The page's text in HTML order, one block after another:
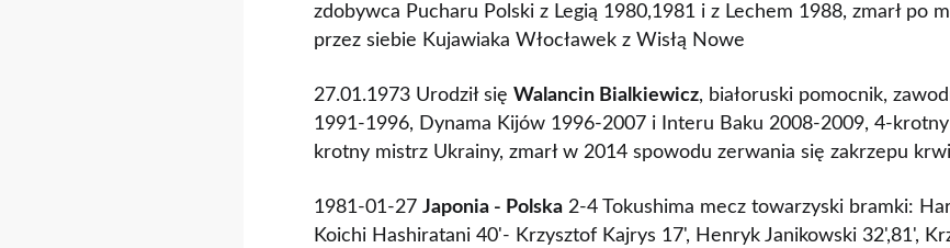
zdobywca Pucharu Polski z Legią 1980,1981 i z Lechem 1988, zmarł po
przez siebie Kujawiaka Włocławek z Wisłą Nowe
27.01.1973 Urodził się Walancin Bialkiewicz, białoruski pomocnik,
1991-1996, Dynama Kijów 1996-2007 i Interu Baku 2008-2009, 4-
krotny mistrz Ukrainy, zmarł w 2014 spowodu zerwania się zakrzepu
1981-01-27 Japonia - Polska 2-4 Tokushima mecz towarzyski bramki:
Koichi Hashiratani 40'- Krzysztof Kajrys 17', Henryk Janikowski 32',81',